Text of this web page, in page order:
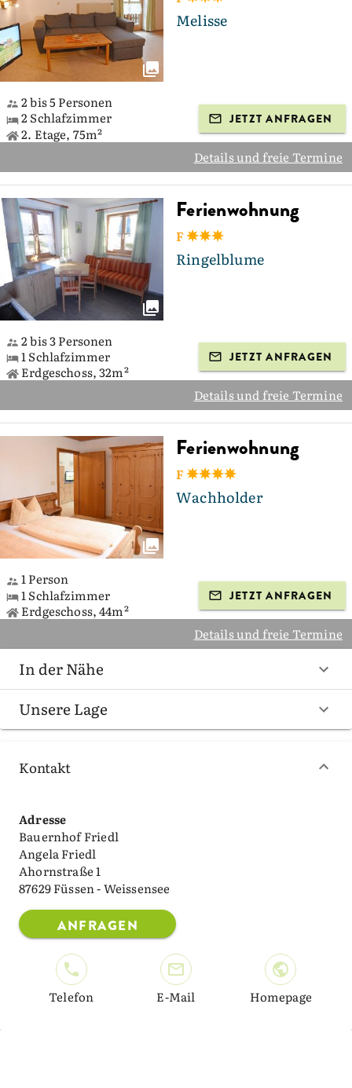
Melisse
2 bis 5 Personen
2 Schlafzimmer
2. Etage, 75m²
JETZT ANFRAGEN
Details und freie Termine
Ferienwohnung
F
Ringelblume
2 bis 3 Personen
1 Schlafzimmer
Erdgeschoss, 32m²
JETZT ANFRAGEN
Details und freie Termine
Ferienwohnung
F
Wachholder
1 Person
1 Schlafzimmer
Erdgeschoss, 44m²
JETZT ANFRAGEN
Details und freie Termine
In der Nähe
Unsere Lage
Kontakt
Adresse
Bauernhof Friedl
Angela Friedl
Ahornstraße 1
87629 Füssen - Weissensee
ANFRAGEN
Telefon E-Mail Homepage